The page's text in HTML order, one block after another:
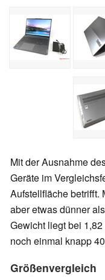
Mit der Ausnahme
Geräte im
Aufstellfläche betrifft.
aber etwas dünner
Gewicht liegt bei
noch einmal knapp
Größenvergleich